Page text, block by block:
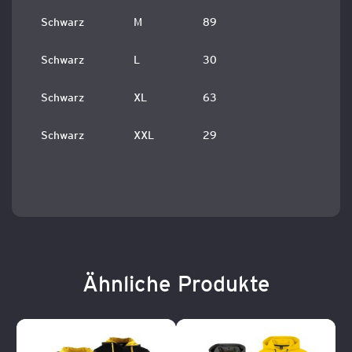
Schwarz M 89
Schwarz L 30
Schwarz XL 63
Schwarz XXL 29
Ähnliche Produkte